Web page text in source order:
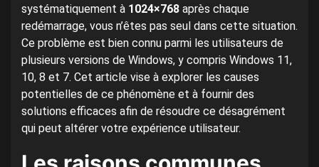
systématiquement à 1024×768 après chaque
redémarrage, vous n’êtes pas seul dans cette situation.
Ce problème est bien connu parmi les utilisateurs de
plusieurs versions de Windows, y compris Windows 11,
10, 8 et 7. Cet article vise à explorer les causes
potentielles de ce phénomène et à fournir des
solutions efficaces afin de résoudre ce désagrément
qui peut altérer votre expérience utilisateur.